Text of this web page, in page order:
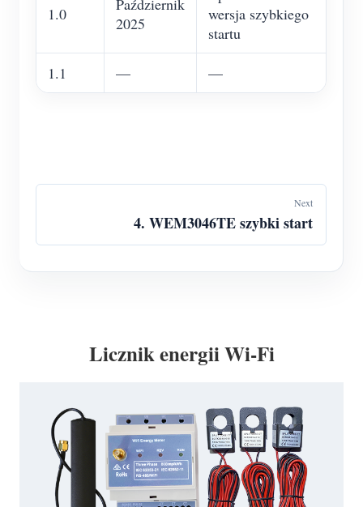
1.0
Październik
2025
wersja szybkiego
startu
1.1 — —
Next
4. WEM3046TE szybki start
Licznik energii Wi-Fi